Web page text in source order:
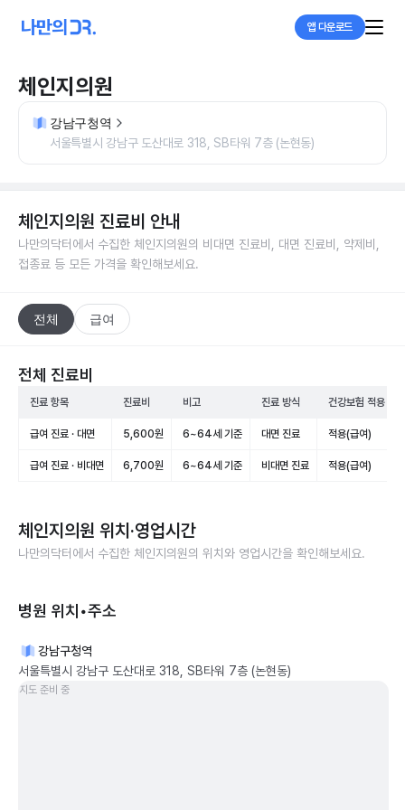
앱 다운로드
체인지의원
강남구청역
서울특별시 강남구 도산대로 318, SB타워 7층 (논현동)
체인지의원 진료비 안내
나만의닥터에서 수집한 체인지의원의 비대면 진료비, 대면 진료비, 약제비,
접종료 등 모든 가격을 확인해보세요.
전체 급여
전체 진료비
진료 항목 진료비 비고 진료 방식 건강보험 적용
급여 진료 · 대면 5,600원 6~64세 기준 대면 진료 적용(급여)
급여 진료 · 비대면 6,700원 6~64세 기준 비대면 진료 적용(급여)
체인지의원 위치·영업시간
나만의닥터에서 수집한 체인지의원의 위치와 영업시간을 확인해보세요.
병원 위치•주소
강남구청역
서울특별시 강남구 도산대로 318, SB타워 7층 (논현동)
지도 준비 중